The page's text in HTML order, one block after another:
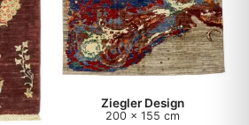
Ziegler Design
200 x 155 cm